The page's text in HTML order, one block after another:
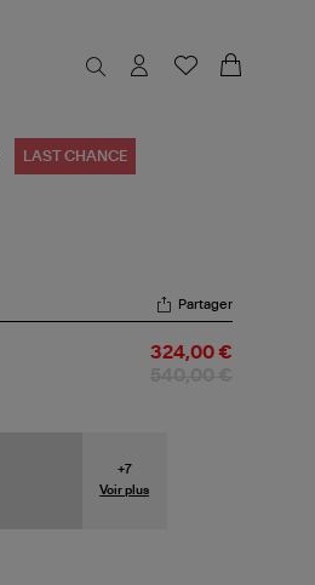
LAST CHANCE
Partager
324,00 €
+7
Voir plus